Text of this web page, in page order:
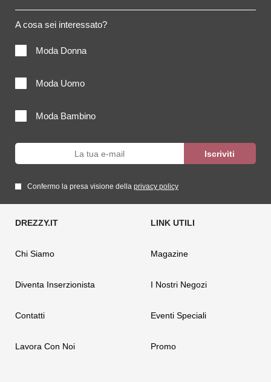
A cosa sei interessato?
Moda Donna
Moda Uomo
Moda Bambino
Confermo la presa visione della privacy policy
Chi Siamo
Diventa Inserzionista
Contatti
Lavora Con Noi
Magazine
I Nostri Negozi
Eventi Speciali
Promo